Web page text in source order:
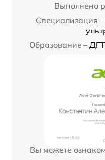
Выполнено
Специализация –
Образование –
Вы можете